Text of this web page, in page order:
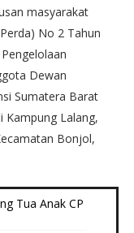
masyarakat
No 2 Tahun
Dewan
Sumatera Barat
Kampung Lalang,
Bonjol,
Tua Anak CP